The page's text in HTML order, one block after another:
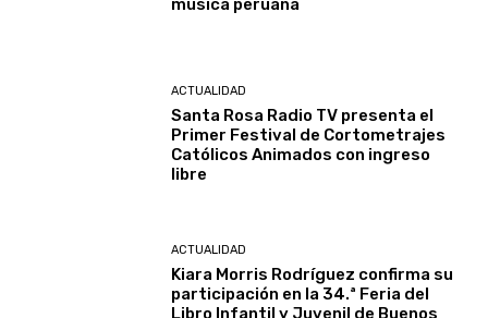
música peruana
ACTUALIDAD
Santa Rosa Radio TV presenta el
Primer Festival de Cortometrajes
Católicos Animados con ingreso
libre
ACTUALIDAD
Kiara Morris Rodríguez confirma su
participación en la 34.ª Feria del
Libro Infantil y Juvenil de Buenos